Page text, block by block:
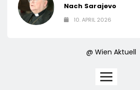
Nach Sarajevo
10. APRIL 2026
@ Wien Aktuell